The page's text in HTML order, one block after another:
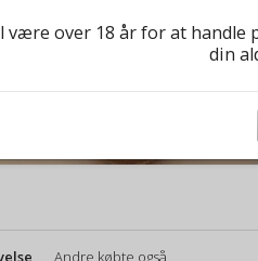
Andre købte også
være over 18 år for at
din